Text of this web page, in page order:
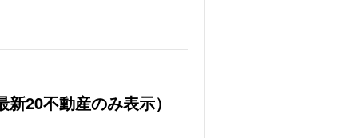
20不動産のみ表示）